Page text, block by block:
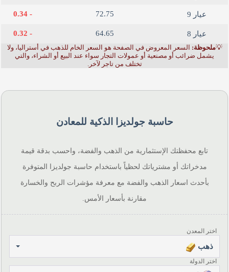
عيار 9 72.75
- 0.34
عيار 8 64.65
- 0.32
💡ملحوظة: السعر المعروض في الصفحة هو السعر الخام للذهب في أستراليا، ولا
يشمل ضرائب أو مصنعية أو عمولات التجار سواء عند البيع أو الشراء، والتي
تختلف من تاجر لآخر.
حاسبة جولديزا الذكية للمعادن
تابع محفظتك الإستثمارية من الذهب والفضة، واحسب بدقة قيمة
مدخراتك أو مشترياتك لحظياً باستخدام حاسبة جولديزا المتوفرة
بأحدث اسعار الذهب والفضة مع معرفة مؤشرات الربح والخسارة
مقارنة بأسعار الأمس.
اختر المعدن
ذهب
اختر الدولة